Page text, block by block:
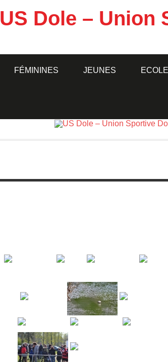
US Dole – Union
FÉMININES JEUNES